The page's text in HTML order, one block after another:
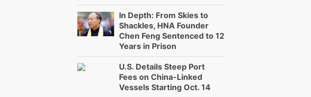
In Depth: From Skies to
Shackles, HNA Founder
Chen Feng Sentenced to 12
Years in Prison
U.S. Details Steep Port
Fees on China-Linked
Vessels Starting Oct. 14